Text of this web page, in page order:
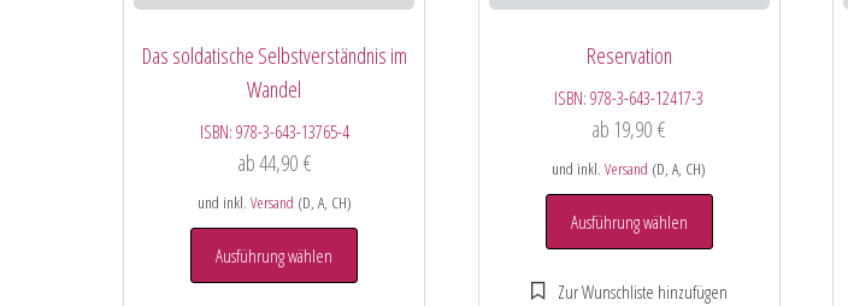
Das soldatische Selbstverständnis im
Wandel
ISBN: 978-3-643-13765-4
ab44,90 €
und inkl. Versand (D, A, CH)
Ausführung wählen
Reservation
ISBN:978-3-643-12417-3
ab 19,90€
und inkl.Versand (D, A, CH)
Ausführung wählen